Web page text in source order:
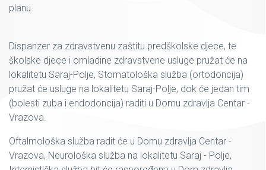
planu.
Dispanzer za zdravstvenu zaštitu predškolske djece, te
školske djece i omladine zdravstvene usluge pružat će na
lokalitetu Saraj-Polje, Stomatološka služba (ortodoncija)
pružat će usluge na lokalitetu Saraj-Polje, dok će jedan tim
(bolesti zuba i endodoncija) raditi u Domu zdravlja Centar -
Vrazova.
Oftalmološka služba radit će u Domu zdravlja Centar -
Vrazova, Neurološka služba na lokalitetu Saraj - Polje,